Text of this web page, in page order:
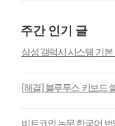
주간 인기 글
삼성 갤럭시 시스템 기
[해결] 블루투스 키보드
비트코인 논문 한국어